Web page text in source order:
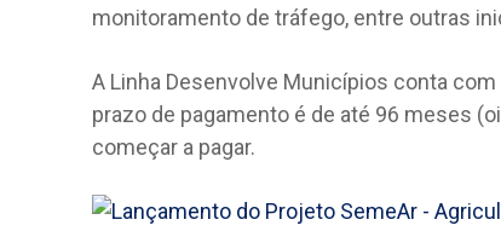
monitoramento de tráfego, entre outras
A Linha Desenvolve Municípios conta
prazo de pagamento é de até 96 meses
começar a pagar.